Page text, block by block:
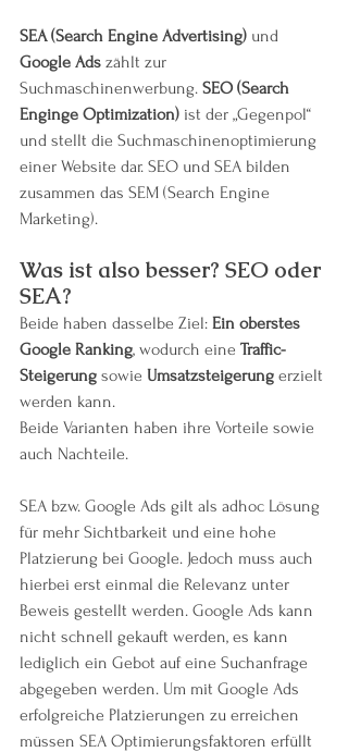
SEA (Search Engine Advertising) und
Google Ads zählt zur
Suchmaschinenwerbung. SEO (Search
Enginge Optimization) ist der „Gegenpol“
und stellt die Suchmaschinenoptimierung
einer Website dar. SEO und SEA bilden
zusammen das SEM (Search Engine
Marketing).
Was ist also besser? SEO oder
SEA?
Beide haben dasselbe Ziel: Ein oberstes
Google Ranking, wodurch eine Traffic-
Steigerung sowie Umsatzsteigerung erzielt
werden kann.
Beide Varianten haben ihre Vorteile sowie
auch Nachteile.
SEA bzw. Google Ads gilt als adhoc Lösung
für mehr Sichtbarkeit und eine hohe
Platzierung bei Google. Jedoch muss auch
hierbei erst einmal die Relevanz unter
Beweis gestellt werden. Google Ads kann
nicht schnell gekauft werden, es kann
lediglich ein Gebot auf eine Suchanfrage
abgegeben werden. Um mit Google Ads
erfolgreiche Platzierungen zu erreichen
müssen SEA Optimierungsfaktoren erfüllt